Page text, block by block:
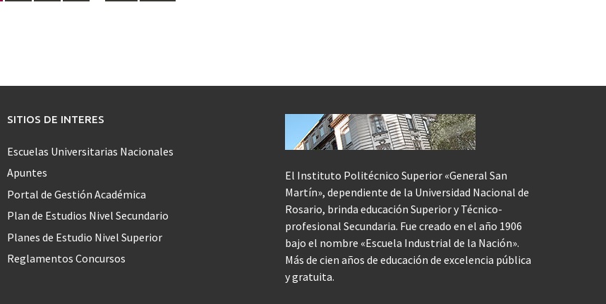
SITIOS DE INTERES
Escuelas Universitarias Nacionales
Apuntes
Portal de Gestión Académica
Plan de Estudios Nivel Secundario
Planes de Estudio Nivel Superior
Reglamentos Concursos
El Instituto Politécnico Superior «General San
Martín», dependiente de la Universidad Nacional de
Rosario, brinda educación Superior y Técnico-
profesional Secundaria. Fue creado en el año 1906
bajo el nombre «Escuela Industrial de la Nación».
Más de cien años de educación de excelencia pública
y gratuita.